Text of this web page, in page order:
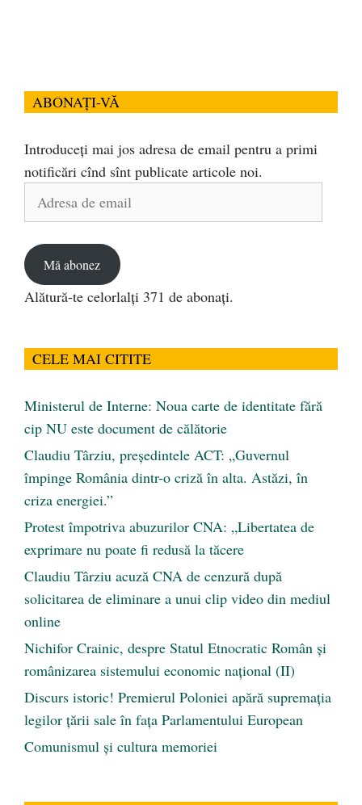
ABONAȚI-VĂ
Introduceți mai jos adresa de email pentru a primi
notificări cînd sînt publicate articole noi.
Adresa
Mă abonez
Alătură-te celorlalți 371 de abonați.
CELE MAI CITITE
Ministerul de Interne: Noua carte de identitate fără
cip NU este document de călătorie
Claudiu Târziu, președintele ACT: „Guvernul
împinge România dintr-o criză în alta. Astăzi, în
criza energiei.”
Protest împotriva abuzurilor CNA: „Libertatea de
exprimare nu poate fi redusă la tăcere
Claudiu Târziu acuză CNA de cenzură după
solicitarea de eliminare a unui clip video din mediul
online
Nichifor Crainic, despre Statul Etnocratic Român şi
românizarea sistemului economic naţional (II)
Discurs istoric! Premierul Poloniei apără supremația
legilor țării sale în fața Parlamentului European
Comunismul şi cultura memoriei